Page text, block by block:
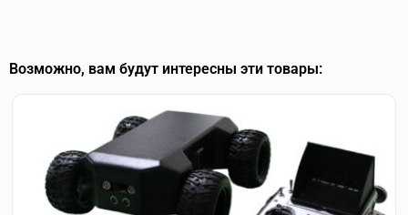
Возможно, вам будут интересны эти товары: